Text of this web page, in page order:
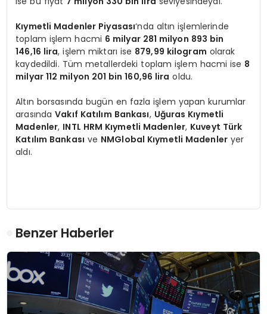
Kıymetli Madenler Piyasası‘nda altın işlemlerinde
toplam işlem hacmi 6 milyar 281 milyon 893 bin
146,16 lira, işlem miktarı ise 879,99 kilogram olarak
kaydedildi. Tüm metallerdeki toplam işlem hacmi ise 8
milyar 112 milyon 201 bin 160,96 lira oldu.
Altın borsasında bugün en fazla işlem yapan kurumlar
arasındaVakıf Katılım Bankası, Uğuras Kıymetli
Madenler, INTL HRM Kıymetli Madenler, Kuveyt Türk
Katılım Bankası ve NMGlobal Kıymetli Madenler yer
aldı.
Benzer Haberler